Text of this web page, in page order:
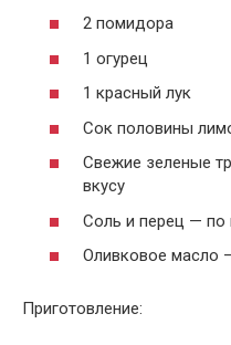
2 помидора
1 огурец
1 красный лук
Сок половины
Свежие зеленые
вкусу
Соль и перец — по
Оливковое масло
Приготовление: